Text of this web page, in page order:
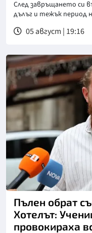
След завръщането си
дълъг и тежък период
05 август | 19:16
Снимка: БТА
Пълен обрат
Хотелът:
провокираха